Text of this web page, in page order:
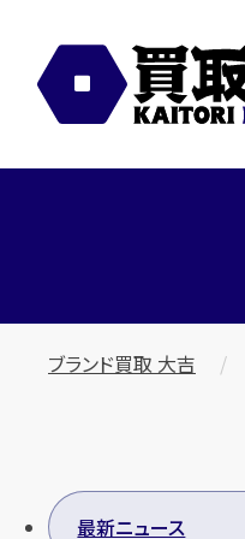
ブランド買取 大吉
最新ニュース